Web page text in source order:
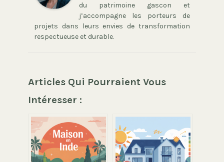
du patrimoine gascon et
j’accompagne les porteurs de
projets dans leurs envies de transformation
respectueuse et durable.
Articles Qui Pourraient Vous
Intéresser :